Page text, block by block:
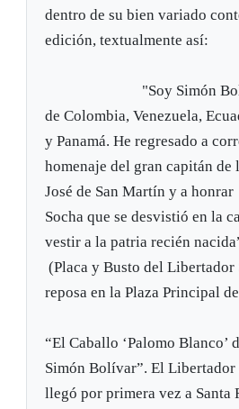
dentro de su bien variado
edición, textualmente así:
"Soy Simón
de Colombia, Venezuela,
y Panamá. He regresado a
homenaje del gran capitán de
José de San Martín y a
Socha que se desvistió en la
vestir a la patria recién
(Placa y Busto del
reposa en la Plaza Principal
“El Caballo ‘Palomo Blanco’
Simón Bolívar”. El
llegó por primera vez a Santa